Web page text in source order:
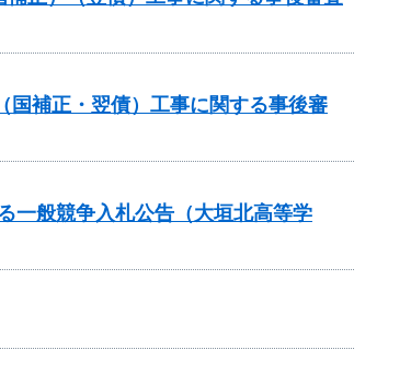
補正・翌債）工事に関する事後審
一般競争入札公告（大垣北高等学